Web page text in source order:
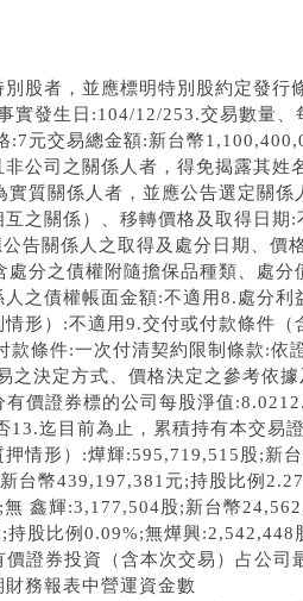
股者，並應標明特別股約定發行
實發生日:104/12/253.交易數量、
:7元交易總金額:新台幣
公司之關係人者，得免揭露其姓
質關係人者，並應公告選定關係
之關係）、移轉價格及取得日期:
告關係人之取得及處分日期、價
分之債權附隨擔保品種類、處分
之債權帳面金額:不適用8.處分利
形）:不適用9.交付或付款條件（
條件:一次付清契約限制條款:依
之決定方式、價格決定之參考依據
價證券標的公司每股淨值
迄目前為止，累積持有本交易
情形）:燁輝:595,719,515股;新
台幣439,197,381元;持股比例
鑫輝:3,177,504股;新台幣
股比例0.09%;無燁興:2,542,448
證券投資（含本次交易）占公司
務報表中營運資金數